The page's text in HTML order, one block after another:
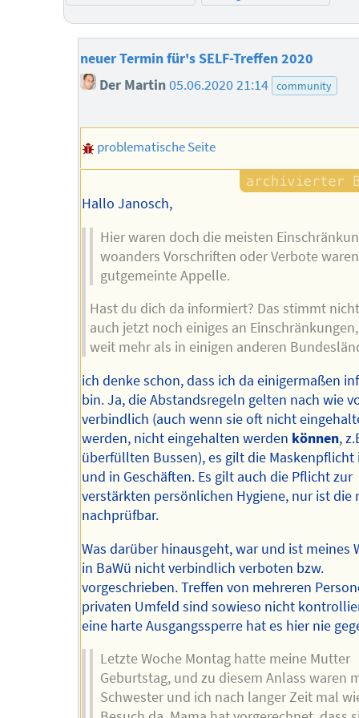
neuer Termin für's SELF-Treffen 2020
Der Martin 05.06.2020 21:14 community
problematische Seite
Hallo Janosch,
Hier waren doch die meisten
woanders Vorschriften oder Verbote
gutgemeinte Appelle.
Hast du dich da informiert? Das stimmt
auch jetzt noch einiges an
weit mehr als in einigen anderen
ich denke schon, dass ich da einigermaßen
bin. Ja, die Abstandsregeln gelten nach wie
verbindlich (auch wenn sie oft nicht
werden, nicht eingehalten werden können,
überfüllten Bussen), es gilt die Maskenpflicht
und in Geschäften. Es gilt auch die Pflicht zur
verstärkten persönlichen Hygiene, nur ist die
nachprüfbar.
Was darüber hinausgeht, war und ist meines
in BaWü nicht verbindlich verboten bzw.
vorgeschrieben. Treffen von mehreren
privaten Umfeld sind sowieso nicht
eine harte Ausgangssperre hat es hier nie
Letzte Woche Montag hatte meine Mutter
Geburtstag, und zu diesem Anlass waren
Schwester und ich nach langer Zeit mal